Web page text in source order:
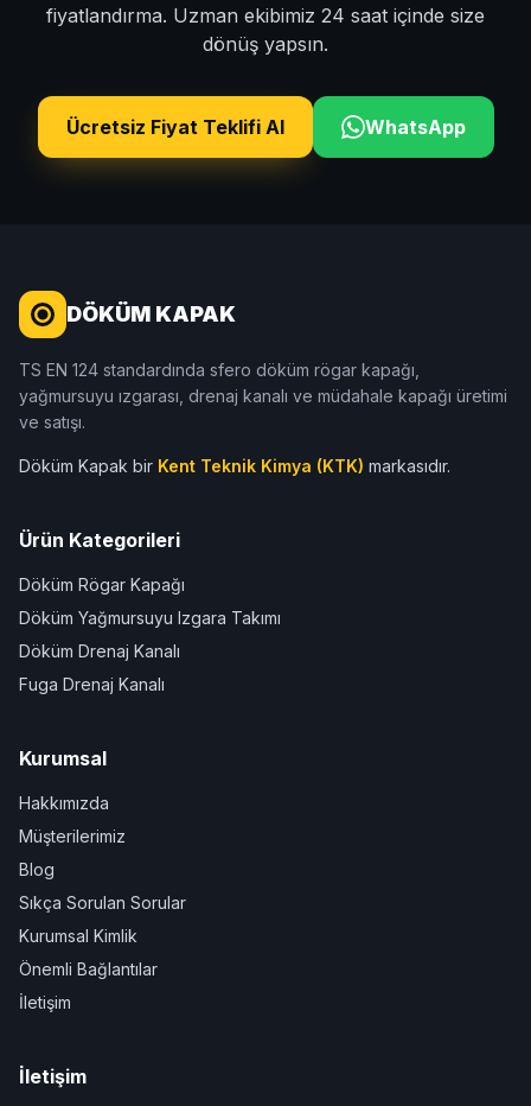
fiyatlandırma. Uzman ekibimiz 24 saat içinde size
dönüş yapsın.
Ücretsiz Fiyat Teklifi Al WhatsApp
DÖKÜM KAPAK
TS EN 124 standardında sfero döküm rögar kapağı,
yağmursuyu ızgarası, drenaj kanalı ve müdahale kapağı üretimi
ve satışı.
Döküm Kapak bir Kent Teknik Kimya (KTK) markasıdır.
Ürün Kategorileri
Döküm Rögar Kapağı
Döküm Yağmursuyu Izgara Takımı
Döküm Drenaj Kanalı
Fuga Drenaj Kanalı
Kurumsal
Hakkımızda
Müşterilerimiz
Blog
Sıkça Sorulan Sorular
Kurumsal Kimlik
Önemli Bağlantılar
İletişim
İletişim